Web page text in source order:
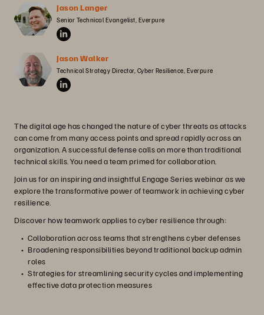
Jason Langer
Senior Technical Evangelist, Everpure
Jason Walker
Technical Strategy Director, Cyber Resilience, Everpure
The digital age has changed the nature of cyber threats as attacks
can come from many access points and spread rapidly across an
organization. A successful defense calls on more than traditional
technical skills. You need a team primed for collaboration.
Join us for an inspiring and insightful Engage Series webinar as we
explore the transformative power of teamwork in achieving cyber
resilience.
Discover how teamwork applies to cyber resilience through:
Collaboration across teams that strengthens cyber defenses
Broadening responsibilities beyond traditional backup admin
roles
Strategies for streamlining security cycles and implementing
effective data protection measures